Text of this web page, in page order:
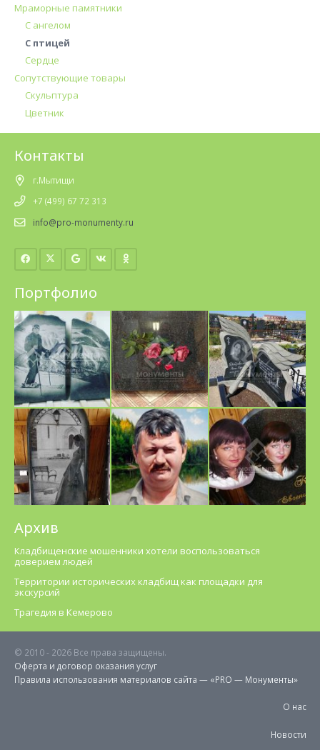
Мраморные памятники
С ангелом
С птицей
Сердце
Сопутствующие товары
Скульптура
Цветник
Контакты
г.Мытищи
+7 (499) 67 72 313
info@pro-monumenty.ru
Портфолио
Архив
Кладбищенские мошенники хотели воспользоваться
доверием людей
Территории исторических кладбищ как площадки для
экскурсий
Трагедия в Кемерово
© 2010 - 2026 Все права защищены.
Оферта и договор оказания услуг
Правила использования материалов cайта — «PRO — Монументы»
О нас
Новости